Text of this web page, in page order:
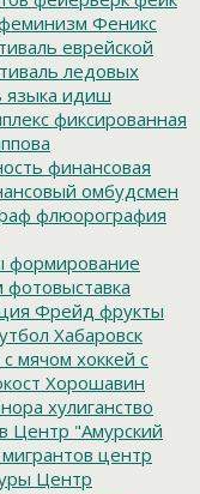
Феникс
еврейской
ледовых
языка идиш
фиксированная
финансовая
омбудсмен
флюорография
формирование
фотовыставка
Фрейд фрукты
Хабаровск
с мячом хоккей с
Хорошавин
хулиганство
Центр "Амурский
центр
Центр